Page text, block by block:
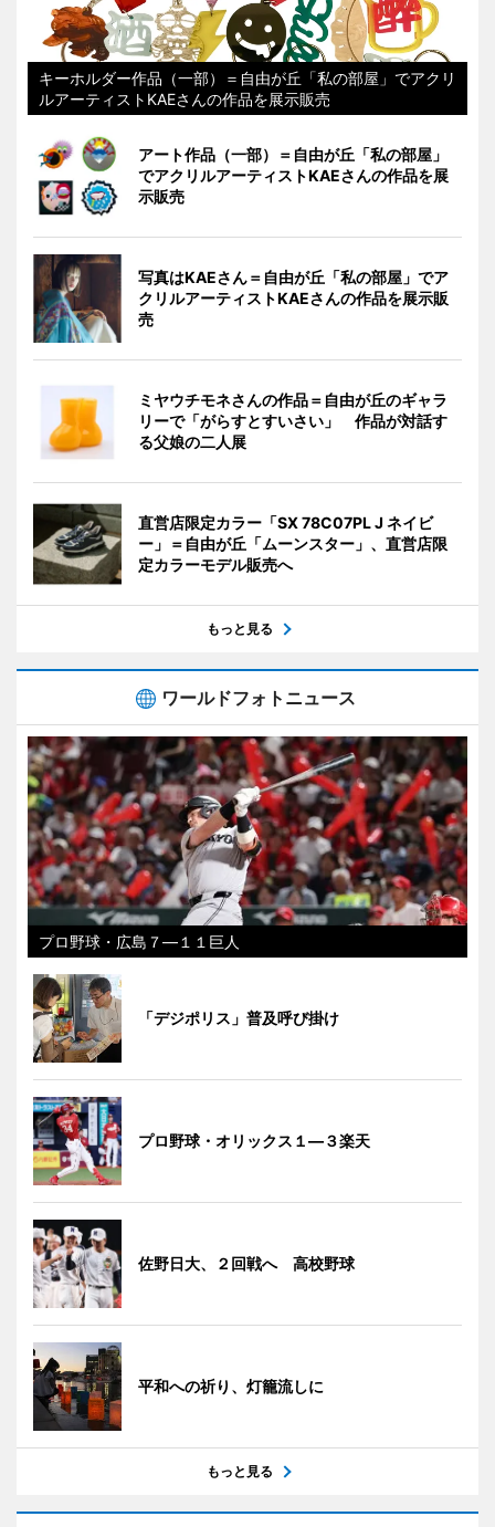
キーホルダー作品（一部）＝自由が丘「私の部屋」でアクリ
ルアーティストKAEさんの作品を展示販売
アート作品（一部）＝自由が丘「私の部屋」
でアクリルアーティストKAEさんの作品を展
示販売
写真はKAEさん＝自由が丘「私の部屋」でア
クリルアーティストKAEさんの作品を展示販
売
ミヤウチモネさんの作品＝自由が丘のギャラ
リーで「がらすとすいさい」 作品が対話す
る父娘の二人展
直営店限定カラー「SX 78C07PL J ネイビ
ー」＝自由が丘「ムーンスター」、直営店限
定カラーモデル販売へ
もっと見る
ワールドフォトニュース
プロ野球・広島７―１１巨人
「デジポリス」普及呼び掛け
プロ野球・オリックス１―３楽天
佐野日大、２回戦へ 高校野球
平和への祈り、灯籠流しに
もっと見る